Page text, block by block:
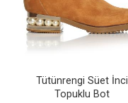
Tütünrengi Süet İnci
Topuklu Bot